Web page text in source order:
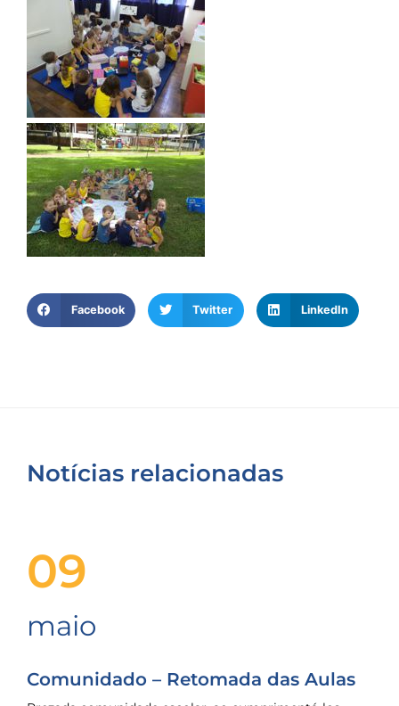
Facebook Twitter LinkedIn
Notícias relacionadas
09
maio
Comunidado – Retomada das Aulas